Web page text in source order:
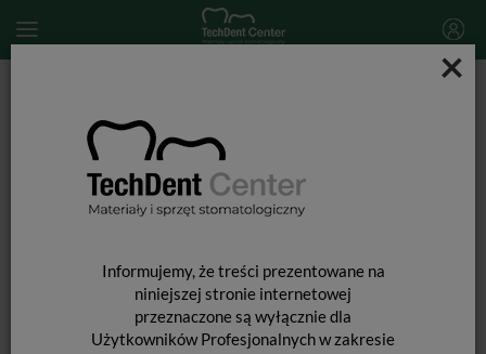
×
Informujemy, że treści prezentowane na
niniejszej stronie internetowej
przeznaczone są wyłącznie dla
Użytkowników Profesjonalnych w zakresie
Paski metalowe jednostronne z nasypem diamentowym i
ząbkowaniem / 5szt.